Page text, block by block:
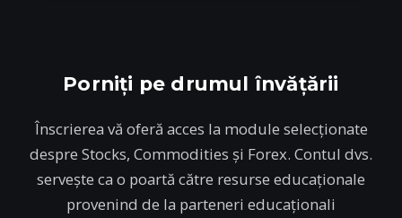
1
Porniți pe drumul învățării
Înscrierea vă oferă acces la module selecționate
despre Stocks, Commodities și Forex. Contul dvs.
servește ca o poartă către resurse educaționale
provenind de la parteneri educaționali